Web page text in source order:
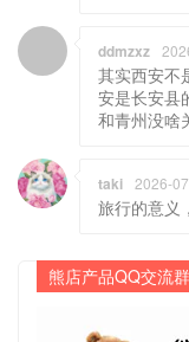
ddmzxz
其实西安不
安是长安县
和青州没啥
taki 2026-
旅行的意义
熊店产品QQ交流群